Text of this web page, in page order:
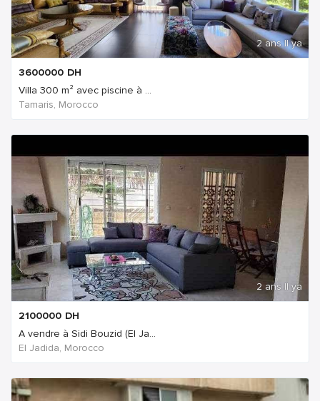
2 ans Il ya
3600000 DH
Villa 300 m² avec piscine à ...
Tamaris, Morocco
2 ans Il ya
2100000 DH
A vendre à Sidi Bouzid (El Ja...
El Jadida, Morocco